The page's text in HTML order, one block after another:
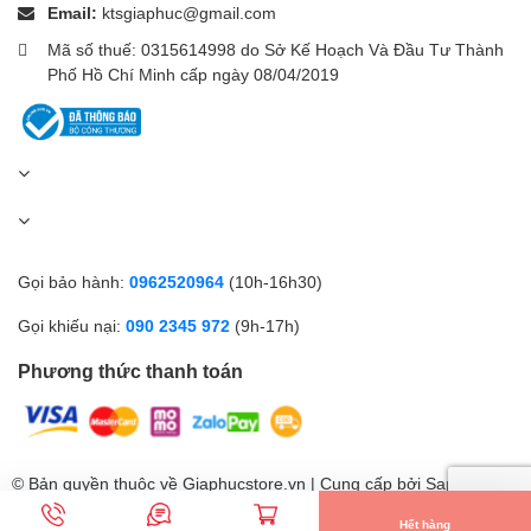
ngoài dùng để trang trí trong nhà,
buổi cắm trại ngoài trời.
Vật liệu cao cấp, độ hoàn
thiện tốt
Đèn bấc với thiết kế tản nhiệt
Email: ktsgiaphuc@gmail.com
Mã số thuế: 0315614998 do Sở Kế Hoạch Và Đầu Tư Thành
Phố Hồ Chí Minh cấp ngày 08/04/2019
Gọi bảo hành: 0962520964 (10h-16h30)
Gọi khiếu nại: 090 2345 972 (9h-17h)
Phương thức thanh toán
© Bản quyền thuộc về Giaphucstore.vn | Cung cấp bởi Sapo
Hết hàng